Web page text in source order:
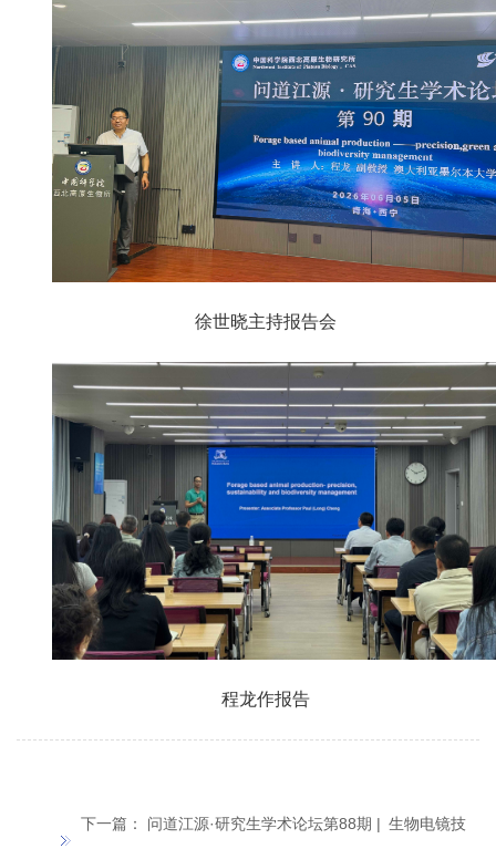
徐世晓主持报告会
程龙作报告
下一篇： 问道江源·研究生学术论坛第88期 | 生物电镜技